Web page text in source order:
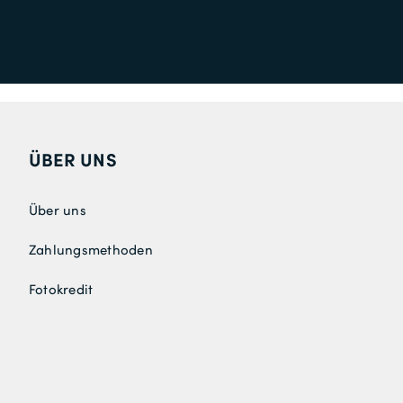
ÜBER UNS
Über uns
Zahlungsmethoden
Fotokredit